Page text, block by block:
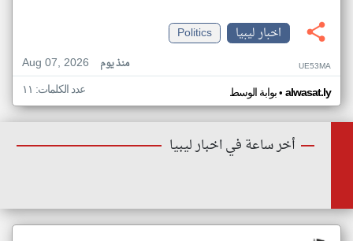
اخبار ليبيا
Politics
Aug 07, 2026
منذ يوم UE53MA
بوابة الوسط• alwasat.ly عدد الكلمات: ١١
أخر ساعة في اخبار ليبيا